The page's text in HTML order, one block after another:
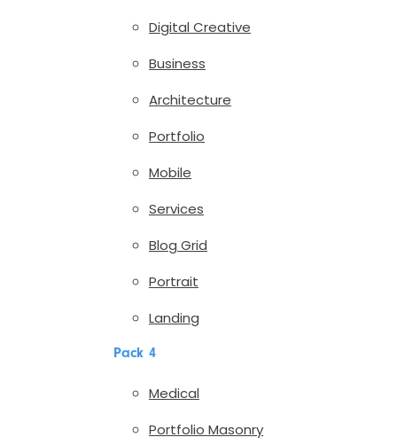
Digital Creative
Business
Architecture
Portfolio
Mobile
Services
Blog Grid
Portrait
Landing
Pack 4
Medical
Portfolio Masonry